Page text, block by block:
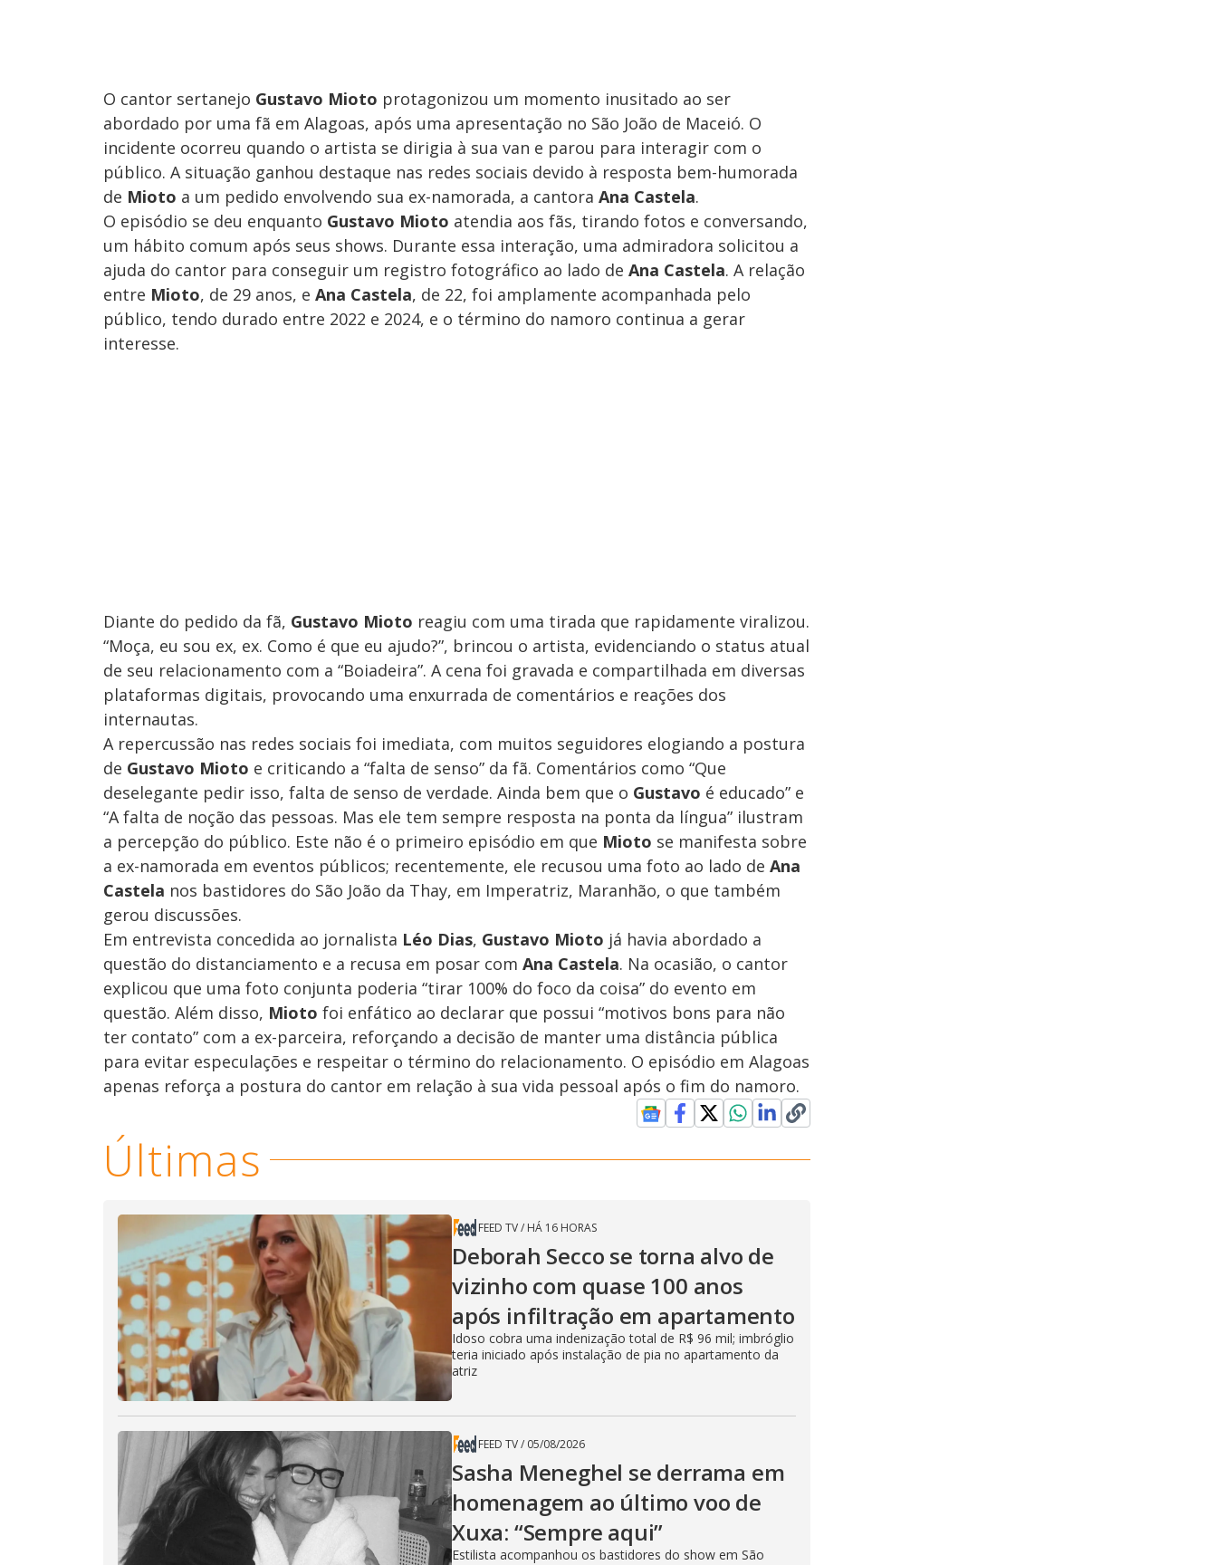
O cantor sertanejo Gustavo Mioto protagonizou um momento inusitado ao ser
abordado por uma fã em Alagoas, após uma apresentação no São João de Maceió. O
incidente ocorreu quando o artista se dirigia à sua van e parou para interagir com o
público. A situação ganhou destaque nas redes sociais devido à resposta bem-humorada
de Mioto a um pedido envolvendo sua ex-namorada, a cantora Ana Castela.
O episódio se deu enquanto Gustavo Mioto atendia aos fãs, tirando fotos e conversando,
um hábito comum após seus shows. Durante essa interação, uma admiradora solicitou a
ajuda do cantor para conseguir um registro fotográfico ao lado de Ana Castela. A relação
entre Mioto, de 29 anos, e Ana Castela, de 22, foi amplamente acompanhada pelo
público, tendo durado entre 2022 e 2024, e o término do namoro continua a gerar
interesse.
Diante do pedido da fã, Gustavo Mioto reagiu com uma tirada que rapidamente viralizou.
“Moça, eu sou ex, ex. Como é que eu ajudo?”, brincou o artista, evidenciando o status atual
de seu relacionamento com a “Boiadeira”. A cena foi gravada e compartilhada em diversas
plataformas digitais, provocando uma enxurrada de comentários e reações dos
internautas.
A repercussão nas redes sociais foi imediata, com muitos seguidores elogiando a postura
de Gustavo Mioto e criticando a “falta de senso” da fã. Comentários como “Que
deselegante pedir isso, falta de senso de verdade. Ainda bem que o Gustavo é educado” e
“A falta de noção das pessoas. Mas ele tem sempre resposta na ponta da língua” ilustram
a percepção do público. Este não é o primeiro episódio em que Mioto se manifesta sobre
a ex-namorada em eventos públicos; recentemente, ele recusou uma foto ao lado de Ana
Castela nos bastidores do São João da Thay, em Imperatriz, Maranhão, o que também
gerou discussões.
Em entrevista concedida ao jornalista Léo Dias, Gustavo Mioto já havia abordado a
questão do distanciamento e a recusa em posar com Ana Castela. Na ocasião, o cantor
explicou que uma foto conjunta poderia “tirar 100% do foco da coisa” do evento em
questão. Além disso, Mioto foi enfático ao declarar que possui “motivos bons para não
ter contato” com a ex-parceira, reforçando a decisão de manter uma distância pública
para evitar especulações e respeitar o término do relacionamento. O episódio em Alagoas
apenas reforça a postura do cantor em relação à sua vida pessoal após o fim do namoro.
Últimas
FEED TV/ HÁ 16 HORAS
Deborah Secco se torna alvo de
vizinho com quase 100 anos
após infiltração em apartamento
Idoso cobra uma indenização total de R$ 96 mil; imbróglio
teria iniciado após instalação de pia no apartamento da
atriz
FEED TV/ 05/08/2026
Sasha Meneghel se derrama em
homenagem ao último voo de
Xuxa: “Sempre aqui”
Estilista acompanhou os bastidores do show em São